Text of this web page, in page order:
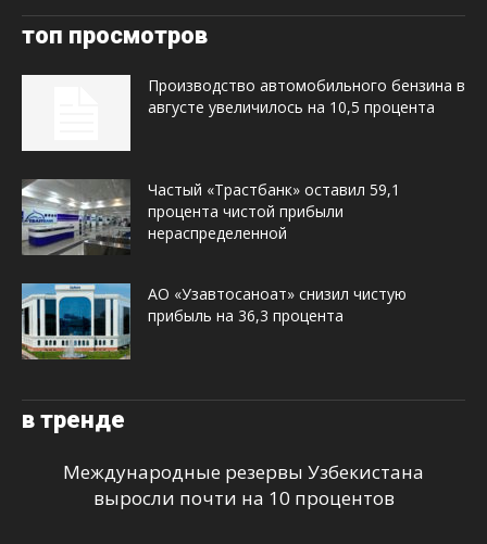
топ просмотров
Производство автомобильного бензина в
августе увеличилось на 10,5 процента
Частый «Трастбанк» оставил 59,1
процента чистой прибыли
нераспределенной
АО «Узавтосаноат» снизил чистую
прибыль на 36,3 процента
в тренде
Международные резервы Узбекистана
выросли почти на 10 процентов